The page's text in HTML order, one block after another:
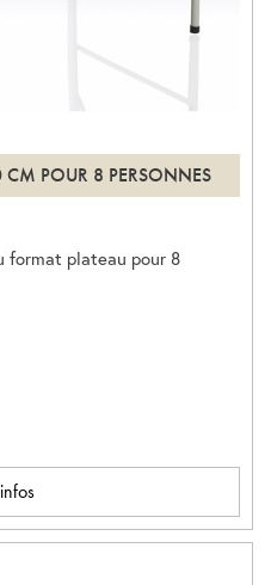
POUR 8 PERSONNES
format plateau pour 8